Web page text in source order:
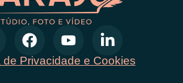
de Privacidade e Cookies